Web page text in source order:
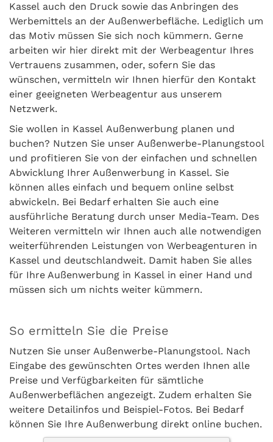
Kassel auch den Druck sowie das Anbringen des
Werbemittels an der Außenwerbefläche. Lediglich um
das Motiv müssen Sie sich noch kümmern. Gerne
arbeiten wir hier direkt mit der Werbeagentur Ihres
Vertrauens zusammen, oder, sofern Sie das
wünschen, vermitteln wir Ihnen hierfür den Kontakt
einer geeigneten Werbeagentur aus unserem
Netzwerk.
Sie wollen in Kassel Außenwerbung planen und
buchen? Nutzen Sie unser Außenwerbe-Planungstool
und profitieren Sie von der einfachen und schnellen
Abwicklung Ihrer Außenwerbung in Kassel. Sie
können alles einfach und bequem online selbst
abwickeln. Bei Bedarf erhalten Sie auch eine
ausführliche Beratung durch unser Media-Team. Des
Weiteren vermitteln wir Ihnen auch alle notwendigen
weiterführenden Leistungen von Werbeagenturen in
Kassel und deutschlandweit. Damit haben Sie alles
für Ihre Außenwerbung in Kassel in einer Hand und
müssen sich um nichts weiter kümmern.
So ermitteln Sie die Preise
Nutzen Sie unser Außenwerbe-Planungstool. Nach
Eingabe des gewünschten Ortes werden Ihnen alle
Preise und Verfügbarkeiten für sämtliche
Außenwerbeflächen angezeigt. Zudem erhalten Sie
weitere Detailinfos und Beispiel-Fotos. Bei Bedarf
können Sie Ihre Außenwerbung direkt online buchen.